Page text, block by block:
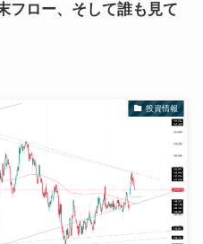
フロー、そして誰も見て
投資情報